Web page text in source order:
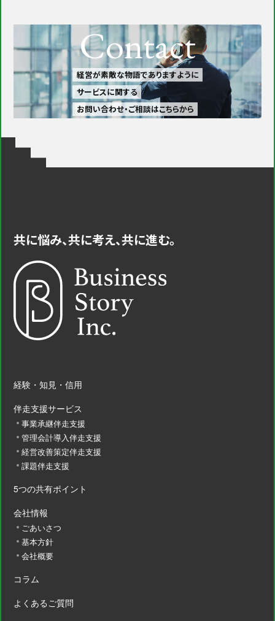
Contact
経営が素敵な物語でありますように
サービスに関する
お問い合わせ・ご相談はこちらから
共に悩み、共に考え、共に進む。
経験・知見・信用
伴走支援サービス
事業承継伴走支援
管理会計導入伴走支援
経営改善策定伴走支援
課題伴走支援
5つの共有ポイント
会社情報
ごあいさつ
基本方針
会社概要
コラム
よくあるご質問